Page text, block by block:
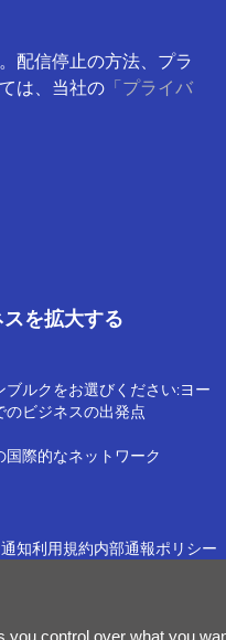
配信停止の方法、プラ
は、当社の 「プライバ
スを拡大する
ブルクをお選びください:ヨー
のビジネスの出発点
国際的なネットワーク
知利用規約内部通報ポリシー
control over what you